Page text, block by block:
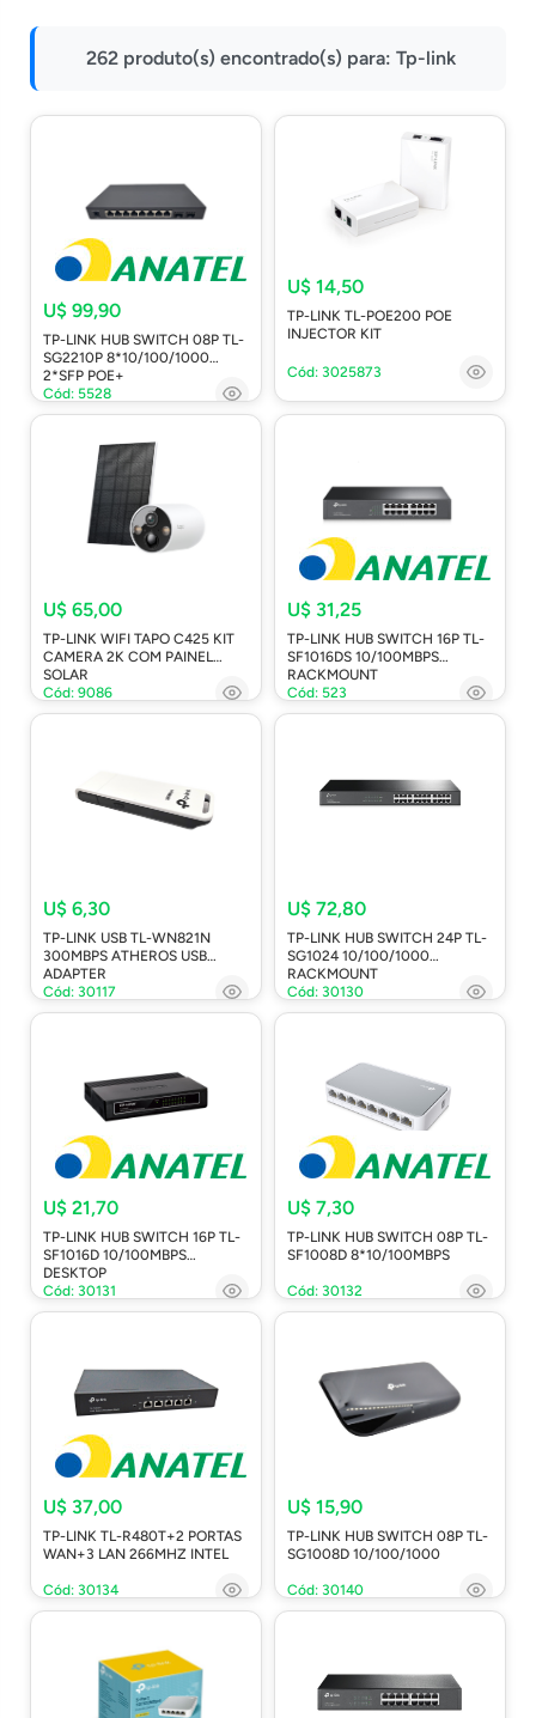
Onu Epon
Ubiquiti
Ferramentas-Tools
262 produto(s) encontrado(s) para: Tp-link
U$ 99,90
TP-LINK HUB SWITCH 08P TL-
SG2210P 8*10/100/1000
2*SFP POE+
Cód: 5528
U$ 14,50
TP-LINK TL-POE200 POE
INJECTOR KIT
Cód: 3025873
U$ 65,00
TP-LINK WIFI TAPO C425 KIT
CAMERA 2K COM PAINEL
SOLAR
Cód: 9086
U$ 31,25
TP-LINK HUB SWITCH 16P TL-
SF1016DS 10/100MBPS
RACKMOUNT
Cód: 523
U$ 6,30
TP-LINK USB TL-WN821N
300MBPS ATHEROS USB
ADAPTER
Cód: 30117
U$ 72,80
TP-LINK HUB SWITCH 24P TL-
SG1024 10/100/1000
RACKMOUNT
Cód: 30130
U$ 21,70
TP-LINK HUB SWITCH 16P TL-
SF1016D 10/100MBPS
DESKTOP
Cód: 30131
U$ 7,30
TP-LINK HUB SWITCH 08P TL-
SF1008D 8*10/100MBPS
Cód: 30132
U$ 37,00
TP-LINK TL-R480T+2 PORTAS
WAN+3 LAN 266MHZ INTEL
Cód: 30134
U$ 15,90
TP-LINK HUB SWITCH 08P TL-
SG1008D 10/100/1000
Cód: 30140